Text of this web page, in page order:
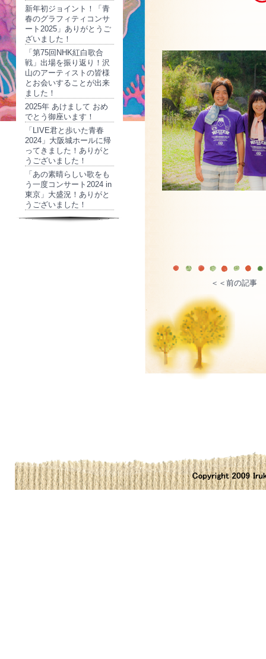
新年初ジョイント！「青
春のグラフィティコンサ
ート2025」ありがとうご
ざいました！
「第75回NHK紅白歌合
戦」出場を振り返り！沢
山のアーティストの皆様
とお会いすることが出来
ました！
2025年 あけまして おめ
でとう御座います！
「LIVE君と歩いた青春
2024」大阪城ホールに帰
ってきました！ありがと
うございました！
「あの素晴らしい歌をも
う一度コンサート2024 in
東京」大盛況！ありがと
うございました！
＜＜前の記事